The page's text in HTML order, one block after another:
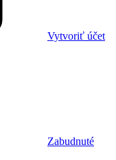
Vytvoriť účet
Zabudnuté